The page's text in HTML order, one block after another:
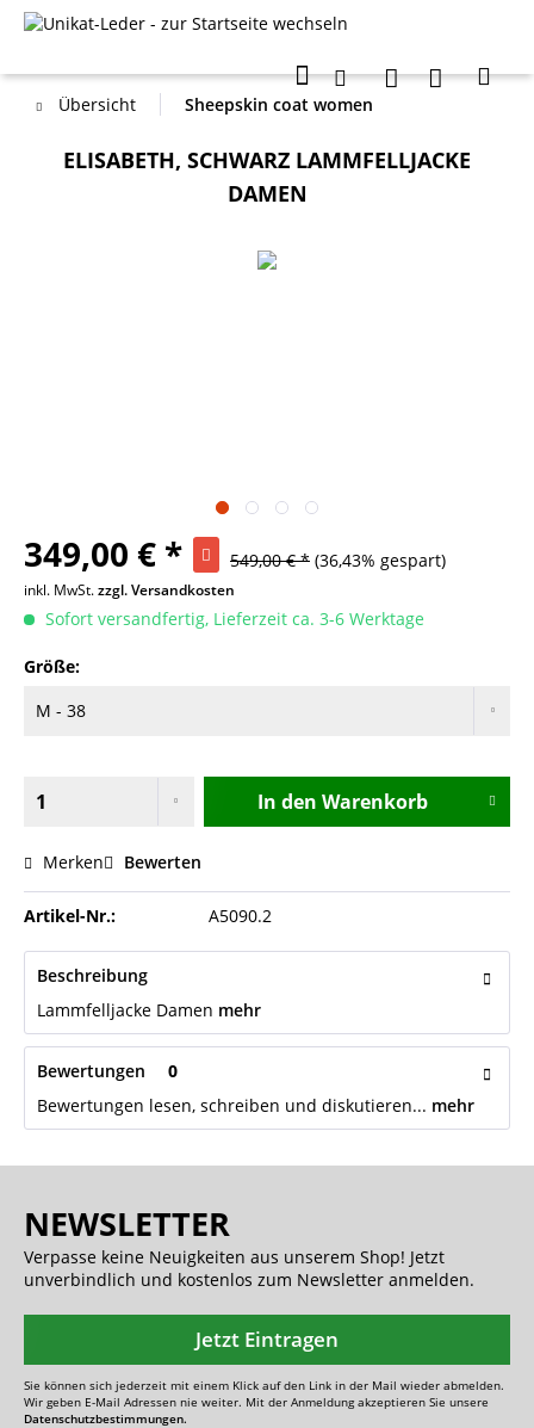
Übersicht Sheepskin coat women
ELISABETH, SCHWARZ LAMMFELLJACKE
DAMEN
349,00 € * 549,00 € * (36,43% gespart)
inkl. MwSt.zzgl. Versandkosten
Sofort versandfertig, Lieferzeit ca. 3-6 Werktage
Größe:
In den Warenkorb
Merken Bewerten
Artikel-Nr.: A5090.2
Beschreibung
Lammfelljacke Damen mehr
Bewertungen
0
Bewertungen lesen, schreiben und diskutieren... mehr
NEWSLETTER
Verpasse keine Neuigkeiten aus unserem Shop! Jetzt
unverbindlich und kostenlos zum Newsletter anmelden.
Jetzt Eintragen
Sie können sich jederzeit mit einem Klick auf den Link in der Mail wieder abmelden.
Wir geben E-Mail Adressen nie weiter. Mit der Anmeldung akzeptieren Sie unsere
Datenschutzbestimmungen.